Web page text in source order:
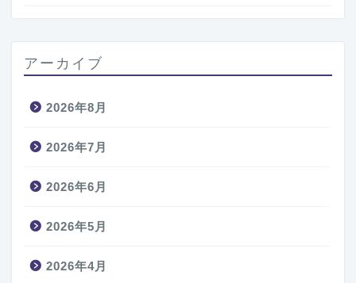
アーカイブ
2026年8月
2026年7月
2026年6月
2026年5月
2026年4月